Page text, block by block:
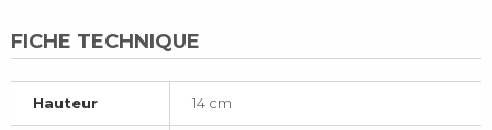
FICHE TECHNIQUE
Hauteur 14 cm